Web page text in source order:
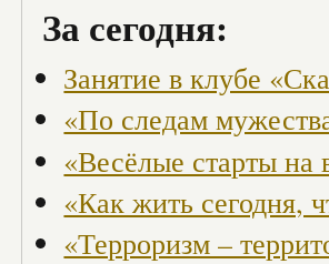
За сегодня:
Занятие в клубе
«По следам
«Весёлые старты на
«Как жить сегодня,
«Терроризм –